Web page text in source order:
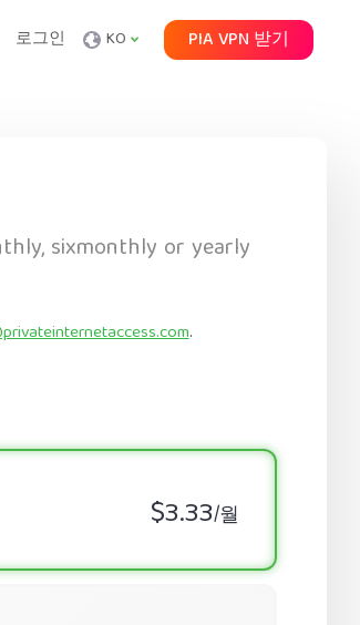
로그인 KO PIA VPN 받기
sixmonthly or yearly
.
$3.33/월